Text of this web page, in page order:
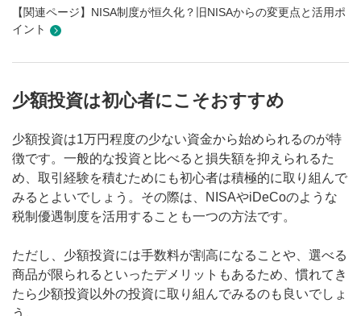
【関連ページ】NISA制度が恒久化？旧NISAからの変更点と活用ポ
イント
少額投資は初心者にこそおすすめ
少額投資は1万円程度の少ない資金から始められるのが特
徴です。一般的な投資と比べると損失額を抑えられるた
め、取引経験を積むためにも初心者は積極的に取り組んで
みるとよいでしょう。その際は、NISAやiDeCoのような
税制優遇制度を活用することも一つの方法です。
ただし、少額投資には手数料が割高になることや、選べる
商品が限られるといったデメリットもあるため、慣れてき
たら少額投資以外の投資に取り組んでみるのも良いでしょ